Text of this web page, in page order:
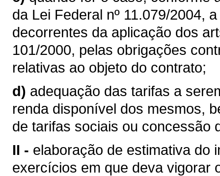
da Lei Federal nº 11.079/2004,
decorrentes da aplicação dos
101/2000, pelas obrigações
relativas ao objeto do contrato;
d) adequação das tarifas a
renda disponível dos mesmos,
de tarifas sociais ou concessão
II - elaboração de estimativa do
exercícios em que deva vigorar